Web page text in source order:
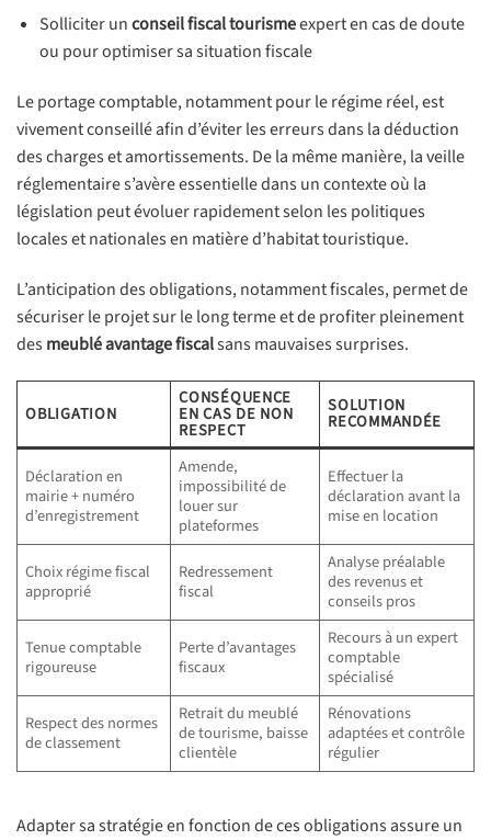
Solliciter unconseil fiscal tourismeexpert en cas de doute
ou pour optimiser sa situation fiscale
Le portage comptable, notamment pour le régime réel, est
vivement conseillé afin d’éviter les erreurs dans la déduction
des charges et amortissements. De la même manière, la veille
réglementaire s’avère essentielle dans un contexte où la
législation peut évoluer rapidement selon les politiques
locales et nationales en matière d’habitat touristique.
L’anticipation des obligations, notamment fiscales, permet de
sécuriser le projet sur le long terme et de profiter pleinement
desmeublé avantage fiscalsans mauvaises surprises.
OBLIGATION
CONSÉQUENCE
EN CAS DE NON
RESPECT
SOLUTION
RECOMMANDÉE
Déclaration en
mairie + numéro
d’enregistrement
Amende,
impossibilité de
louer sur
plateformes
Effectuer la
déclaration avant la
mise en location
Choix régime fiscal
approprié
Redressement
fiscal
Analyse préalable
des revenus et
conseils pros
Tenue comptable
rigoureuse
Perte d’avantages
fiscaux
Recours à un expert
comptable
spécialisé
Respect des normes
de classement
Retrait du meublé
de tourisme, baisse
clientèle
Rénovations
adaptées et contrôle
régulier
Adapter sa stratégie en fonction de ces obligations assure un